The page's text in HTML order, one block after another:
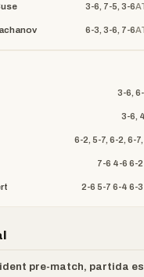
3-6, 7-5, 3-6
6-3, 3-6, 7-6
3-6,
3-6,
6-2, 5-7, 6-2, 6-
7-6 4-6 6-2
2-6 5-7 6-4 6-3
pre-match, partida